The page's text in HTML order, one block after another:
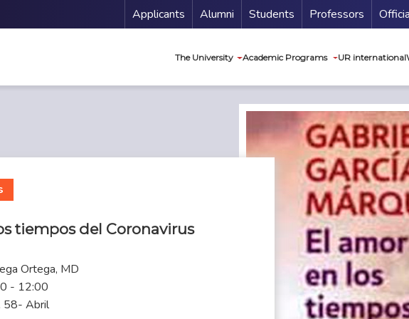
Menu Secundario
Applicants Alumni Students Professors
The University Academic Programs UR international
tiempos del Coronavirus
Ortega, MD
- 12:00
58- Abril